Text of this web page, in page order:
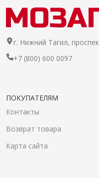
г. Нижний Тагил,
+7 (800) 600 0097
ПОКУПАТЕЛЯМ
Контакты
Возврат товара
Карта сайта